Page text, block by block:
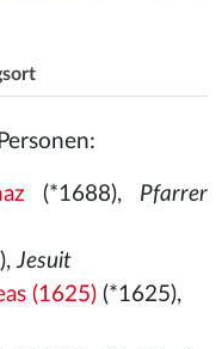
(*1688), Pfarrer
),Jesuit
(1625)(*1625),